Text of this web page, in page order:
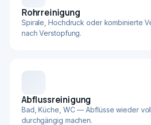
Rohrreinigung
Spirale, Hochdruck oder kombinierte
nach Verstopfung.
Abflussreinigung
Bad, Küche, WC — Abflüsse wieder
durchgängig machen.